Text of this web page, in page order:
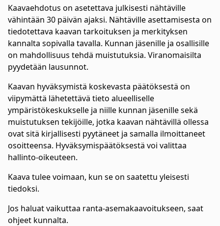
Kaavaehdotus on asetettava julkisesti nähtäville
vähintään 30 päivän ajaksi. Nähtäville asettamisesta on
tiedotettava kaavan tarkoituksen ja merkityksen
kannalta sopivalla tavalla. Kunnan jäsenille ja osallisille
on mahdollisuus tehdä muistutuksia. Viranomaisilta
pyydetään lausunnot.
Kaavan hyväksymistä koskevasta päätöksestä on
viipymättä lähetettävä tieto alueelliselle
ympäristökeskukselle ja niille kunnan jäsenille sekä
muistutuksen tekijöille, jotka kaavan nähtävillä ollessa
ovat sitä kirjallisesti pyytäneet ja samalla ilmoittaneet
osoitteensa. Hyväksymispäätöksestä voi valittaa
hallinto-oikeuteen.
Kaava tulee voimaan, kun se on saatettu yleisesti
tiedoksi.
Jos haluat vaikuttaa ranta-asemakaavoitukseen, saat
ohjeet kunnalta.